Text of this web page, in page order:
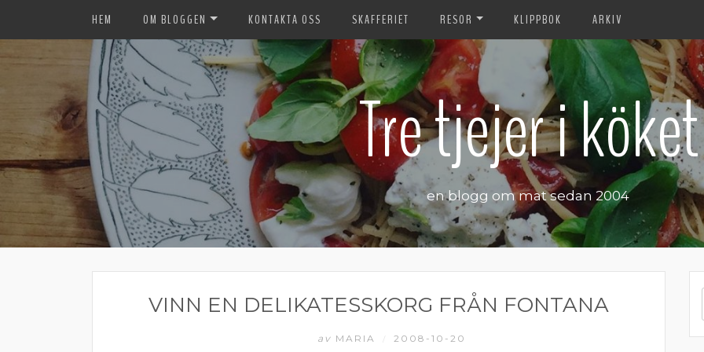
HEM OM BLOGGEN KONTAKTA OSS SKAFFERIET RESOR KLIPPBOK ARKIV
Tre tjejer i köket
en blogg om mat sedan 2004
VINN EN DELIKATESSKORG FRÅN FONTANA
av MARIA 2008-10-20